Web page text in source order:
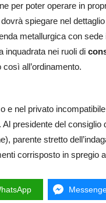
per poter operare in
spiegare nel
metallurgica con
inquadrata nei ruoli di
all’ordinamento.
e nel privato
presidente del
parente stretto
corrisposto in spregio